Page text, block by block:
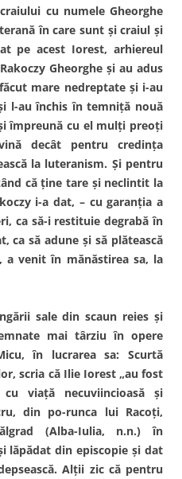
cu numele Gheorghe
în care sunt şi craiul şi
pe acest Iorest, arhiereul
Gheorghe şi au adus
mare nedreptate şi i-au
l-au închis în temniţă nouă
împreună cu el mulţi preoţi
decât pentru credinţa
la luteranism. Şi pentru
că ţine tare şi neclintit la
i-a dat, – cu garanţia a
ca să-i restituie degrabă în
ca să adune şi să plătească
a venit în mănăstirea sa, la
sale din scaun reies şi
mai târziu în opere
în lucrarea sa: Scurtă
scria că Ilie Iorest „au fost
viaţă necuviincioasă şi
din po-runca lui Racoţi,
(Alba-Iulia, n.n.) în
lăpădat din episcopie şi dat
Alţii zic că pentru